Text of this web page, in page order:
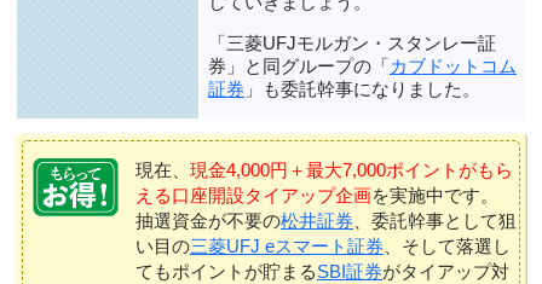
「三菱UFJモルガン・スタンレー証
券」と同グループの「カブドットコム
証券 」も委託幹事になりました。
現在、 現金4,000円＋最大7,000ポイントがもら
える口座開設タイアップ企画を実施中です。
抽選資金が不要の松井証券 、委託幹事として狙
い目の三菱UFJ eスマート証券 、そして落選し
てもポイントが貯まるSBI証券がタイアップ対